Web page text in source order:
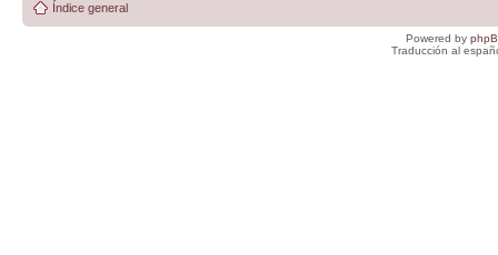
Índice general
Powered by
Traducción al